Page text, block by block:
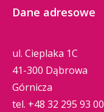
Dane adresowe
ul. Cieplaka 1C
41-300 Dąbrowa
Górnicza
tel. +48 32 295 93 00